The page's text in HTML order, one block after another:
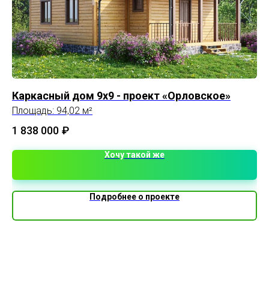
Каркасный дом 9х9 - проект «Орловское»
Площадь: 94,02 м²
1 838 000 ₽
Хочу такой же
Подробнее о проекте